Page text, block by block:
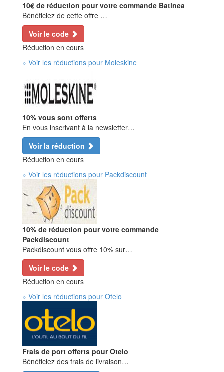
10€ de réduction pour votre commande Batinea
Bénéficiez de cette offre …
Voir le code
Réduction en cours
» Voir les réductions pour Moleskine
10% vous sont offerts
En vous inscrivant à la newsletter…
Voir la réduction
Réduction en cours
» Voir les réductions pour Packdiscount
10% de réduction pour votre commande
Packdiscount
Packdiscount vous offre 10% sur…
Voir le code
Réduction en cours
» Voir les réductions pour Otelo
Frais de port offerts pour Otelo
Bénéficiez des frais de livraison…